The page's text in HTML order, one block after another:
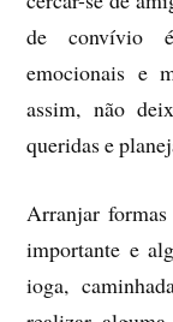
de convívio
emocionais e
assim, não
queridas e
Arranjar formas
importante e
ioga,